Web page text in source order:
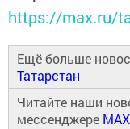
https://max.ru/
Ещё больше
Татарстан
Читайте наши
мессенджере MAX